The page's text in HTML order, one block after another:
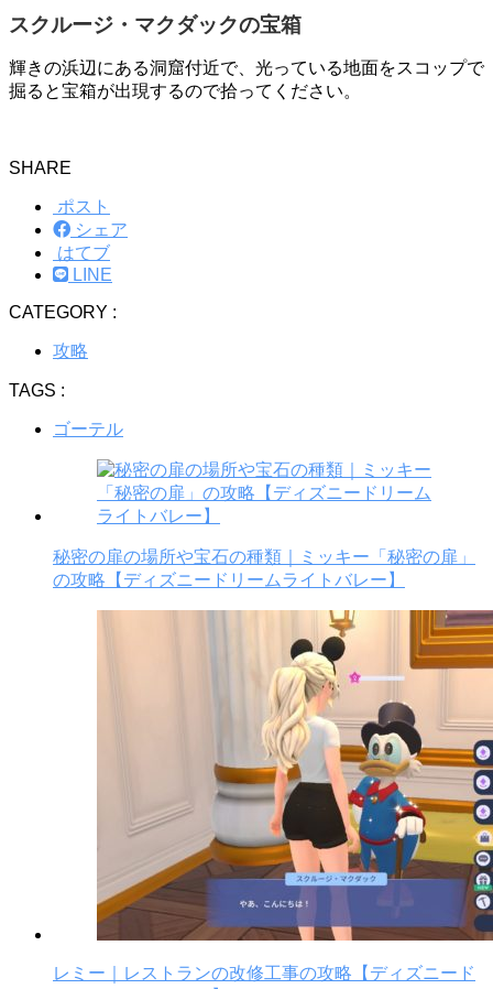
スクルージ・マクダックの宝箱
輝きの浜辺にある洞窟付近で、光っている地面をスコップで
掘ると宝箱が出現するので拾ってください。
SHARE
ポスト
シェア
はてブ
LINE
CATEGORY :
攻略
TAGS :
ゴーテル
秘密の扉の場所や宝石の種類｜ミッキー「秘密の扉」
の攻略【ディズニードリームライトバレー】
レミー｜レストランの改修工事の攻略【ディズニード